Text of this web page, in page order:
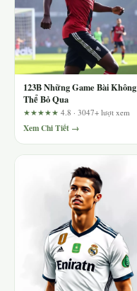
123B Những Game Bài Không
Thể Bỏ Qua
★★★★★ 4.8 · 3047+ lượt xem
Xem Chi Tiết →